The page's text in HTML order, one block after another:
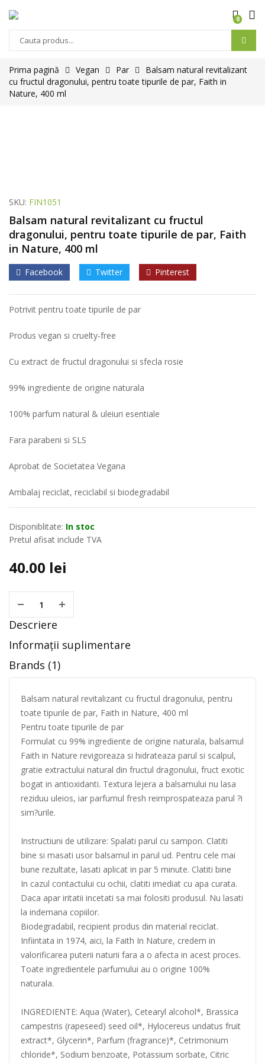
0
Prima pagină Vegan Par
Balsam natural revitalizant
cu fructul dragonului, pentru toate tipurile de par, Faith in
Nature, 400 ml
SKU: FIN1051
Balsam natural revitalizant cu fructul
dragonului, pentru toate tipurile de par, Faith
in Nature, 400 ml
Facebook Twitter Pinterest
Potrivit pentru toate tipurile de par
Produs vegan si cruelty-free
Cu extract de fructul dragonului si sfecla rosie
99% ingrediente de origine naturala
100% parfum natural & uleiuri esentiale
Fara parabeni si SLS
Aprobat de Societatea Vegana
Ambalaj reciclat, reciclabil si biodegradabil
Disponiblitate: In stoc
Pretul afisat include TVA
40.00 lei
Descriere
Informații suplimentare
Brands (1)
Balsam natural revitalizant cu fructul dragonului, pentru
toate tipurile de par, Faith in Nature, 400 ml
Pentru toate tipurile de par
Formulat cu 99% ingrediente de origine naturala, balsamul
Faith in Nature revigoreaza si hidrateaza parul si scalpul,
gratie extractului natural din fructul dragonului, fruct exotic
bogat in antioxidanti. Textura lejera a balsamului nu lasa
reziduu uleios, iar parfumul fresh reimprospateaza parul ?i
sim?urile.
Instructiuni de utilizare: Spalati parul cu sampon. Clatiti
bine si masati usor balsamul in parul ud. Pentru cele mai
bune rezultate, lasati aplicat in par 5 minute. Clatiti bine
In cazul contactului cu ochii, clatiti imediat cu apa curata.
Daca apar iritatii incetati sa mai folositi produsul. Nu lasati
la indemana copiilor.
Biodegradabil, recipient produs din material reciclat.
Infiintata in 1974, aici, la Faith In Nature, credem in
valorificarea puterii naturii fara a o afecta in acest proces.
Toate ingredientele parfumului au o origine 100%
naturala.
INGREDIENTE: Aqua (Water), Cetearyl alcohol*, Brassica
campestris (rapeseed) seed oil*, Hylocereus undatus fruit
extract*, Glycerin*, Parfum (fragrance)*, Cetrimonium
chloride*, Sodium benzoate, Potassium sorbate, Citric